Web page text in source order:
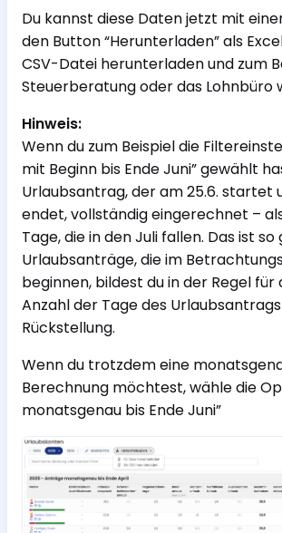
Du kannst diese Daten jetzt mit
den Button “Herunterladen” als
CSV-Datei herunterladen und zum
Steuerberatung oder das Lohnbüro
Hinweis:
Wenn du zum Beispiel die
mit Beginn bis Ende Juni” gewählt
Urlaubsantrag, der am 25.6. startet
endet, vollständig eingerechnet –
Tage, die in den Juli fallen. Das ist so
Urlaubsanträge, die im
beginnen, bildest du in der Regel für
Anzahl der Tage des
Rückstellung.
Wenn du trotzdem eine
Berechnung möchtest, wähle die
monatsgenau bis Ende Juni”